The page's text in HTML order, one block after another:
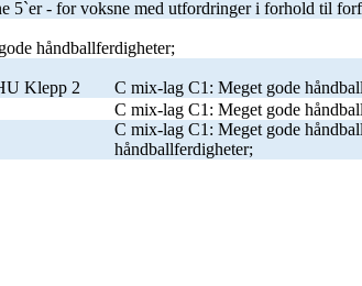
5`er - for voksne med utfordringer i forhold til
håndballferdigheter;
Klepp 2
C mix-lag C1: Meget gode
C mix-lag C1: Meget gode
C mix-lag C1: Meget gode
håndballferdigheter;